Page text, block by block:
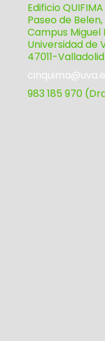
Edificio QUIFIMA
Paseo de Belen,
Campus Miguel
Universidad de
47011-
983 185 970